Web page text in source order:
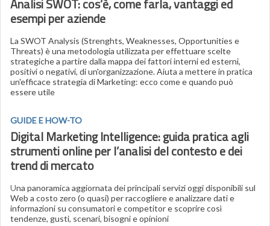
Analisi SWOT: cos’è, come farla, vantaggi ed
esempi per aziende
La SWOT Analysis (Strenghts, Weaknesses, Opportunities e
Threats) è una metodologia utilizzata per effettuare scelte
strategiche a partire dalla mappa dei fattori interni ed esterni,
positivi o negativi, di un'organizzazione. Aiuta a mettere in pratica
un'efficace strategia di Marketing: ecco come e quando può
essere utile
GUIDE E HOW-TO
Digital Marketing Intelligence: guida pratica agli
strumenti online per l’analisi del contesto e dei
trend di mercato
Una panoramica aggiornata dei principali servizi oggi disponibili sul
Web a costo zero (o quasi) per raccogliere e analizzare dati e
informazioni su consumatori e competitor e scoprire così
tendenze, gusti, scenari, bisogni e opinioni